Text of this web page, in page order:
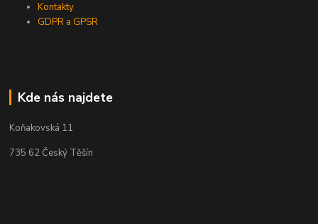
Kontakty
GDPR a GPSR
Kde nás najdete
Koňakovská 11
735 62 Český Těšín